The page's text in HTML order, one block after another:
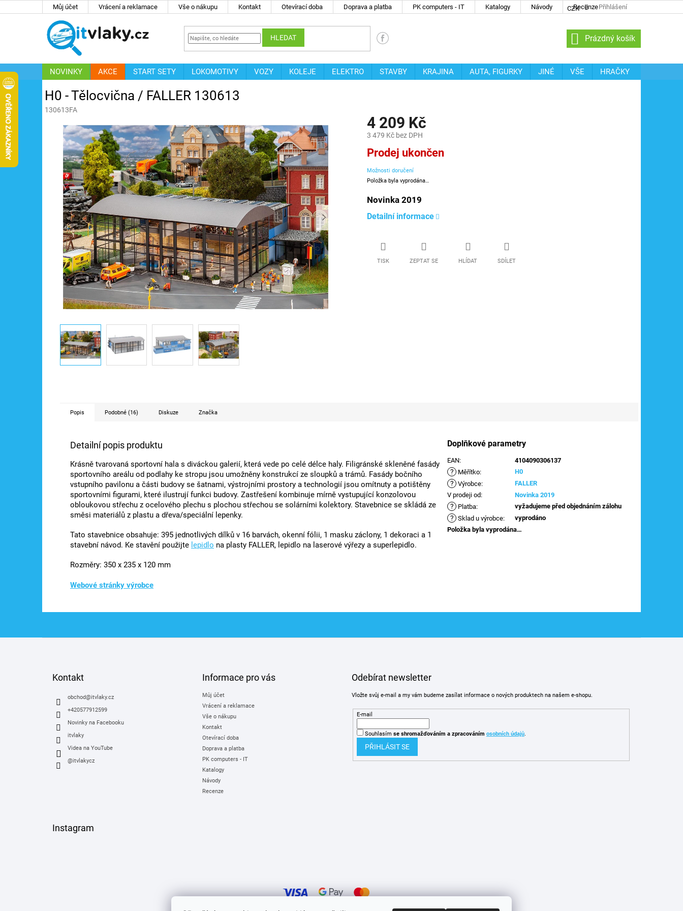
Můj účet Vrácení a reklamace Vše o nákupu Kontakt Otevírací doba Doprava a platba PK computers - IT Katalogy Návody Recenze
CZK Přihlášení
HLEDAT
NÁKUPNÍ
KOŠÍK
Prázdný košík
NOVINKY AKCE START SETY LOKOMOTIVY VOZY KOLEJE ELEKTRO STAVBY KRAJINA AUTA, FIGURKY JINÉ VŠE
HRAČKY
ZNAČKY
H0 - Tělocvična / FALLER 130613
130613FA
4 209 Kč
3 479 Kč bez DPH
Měrná
cena:
Prodej ukončen
Možnosti doručení
Položka byla vyprodána…
Novinka 2019
Detailní informace
TISK ZEPTAT SE HLÍDAT SDÍLET
Popis Podobné (16) Diskuze Značka
Detailní popis produktu
Krásně tvarovaná sportovní hala s diváckou galerií, která vede po celé délce haly. Filigránské skleněné fasády
sportovního areálu od podlahy ke stropu jsou umožněny konstrukcí ze sloupků a trámů. Fasády bočního
vstupního pavilonu a části budovy se šatnami, výstrojními prostory a technologií jsou omítnuty a potištěny
sportovními figurami, které ilustrují funkci budovy. Zastřešení kombinuje mírně vystupující konzolovou
obloukovou střechu z ocelového plechu s plochou střechou se solárními kolektory. Stavebnice se skládá ze
směsi materiálů z plastu a dřeva/speciální lepenky.
Tato stavebnice obsahuje: 395 jednotlivých dílků v 16 barvách, okenní fólii, 1 masku záclony, 1 dekoraci a 1
stavební návod. Ke stavění použijte lepidlo na plasty FALLER, lepidlo na laserové výřezy a superlepidlo.
Rozměry: 350 x 235 x 120 mm
Webové stránky výrobce
Doplňkové parametry
EAN: 4104090306137
? Měřítko: H0
? Výrobce:
FALLER
V prodeji od: Novinka 2019
? Platba: vyžadujeme před objednáním zálohu
? Sklad u výrobce:
vyprodáno
Položka byla vyprodána…
Kontakt
obchod@itvlaky.cz
+420577912599
Novinky na Facebooku
itvlaky
Videa na YouTube
@itvlakycz
Informace pro vás
Můj účet
Vrácení a reklamace
Vše o nákupu
Kontakt
Otevírací doba
Doprava a platba
PK computers - IT
Katalogy
Návody
Recenze
Odebírat newsletter
Vložte svůj e-mail a my vám budeme zasílat informace o nových produktech na našem e-shopu.
E-mail
Souhlasím se shromažďováním a zpracováním osobních údajů.
PŘIHLÁSIT SE
Instagram